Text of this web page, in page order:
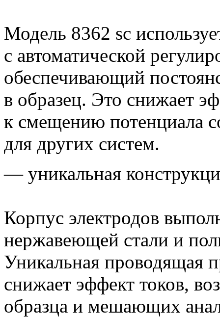
Модель 8362 sc
с автоматической
обеспечивающий
в образец. Это снижает
к смещению потенциала
для других систем.
— уникальная
Корпус электродов
нержавеющей стали и
Уникальная проводящая
снижает эффект токов,
образца и мешающих